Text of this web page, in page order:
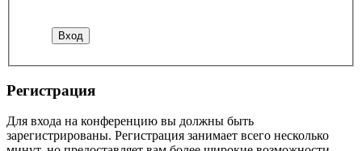
Регистрация
Для входа на конференцию вы должны быть
зарегистрированы. Регистрация занимает всего несколько